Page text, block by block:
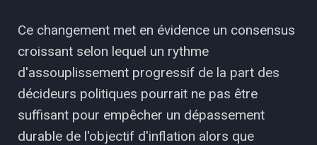
Ce changement met en évidence un consensus
croissant selon lequel un rythme
d'assouplissement progressif de la part des
décideurs politiques pourrait ne pas être
suffisant pour empêcher un dépassement
durable de l'objectif d'inflation alors que